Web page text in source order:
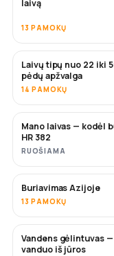
laivą
13 PAMOKŲ
NETRUKUS
Laivų tipų nuo 22 iki
pėdų apžvalga
14 PAMOKŲ
NETRUKUS
Mano laivas — kodėl
HR 382
RUOŠIAMA
NETRUKUS
Buriavimas Azijoje
13 PAMOKŲ
NETRUKUS
Vandens gėlintuvas
vanduo iš jūros